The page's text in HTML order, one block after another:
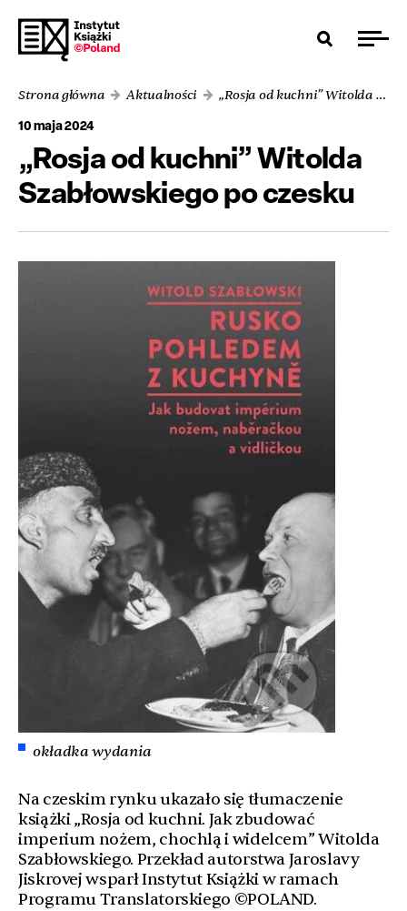
Strona główna Aktualności „Rosja od kuchni” Witolda Szabłowskiego po czesku
10 maja 2024
„Rosja od kuchni” Witolda
Szabłowskiego po czesku
okładka wydania
Na czeskim rynku ukazało się tłumaczenie
książki „Rosja od kuchni. Jak zbudować
imperium nożem, chochlą i widelcem” Witolda
Szabłowskiego. Przekład autorstwa Jaroslavy
Jiskrovej wsparł Instytut Książki w ramach
Programu Translatorskiego ©POLAND.